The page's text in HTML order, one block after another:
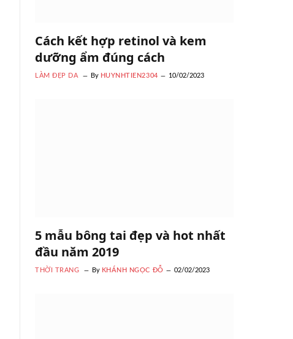
Cách kết hợp retinol và kem
dưỡng ẩm đúng cách
LÀM ĐẸP DA By HUYNHTIEN2304 10/02/2023
5 mẫu bông tai đẹp và hot nhất
đầu năm 2019
THỜI TRANG By KHÁNH NGỌC ĐỖ 02/02/2023